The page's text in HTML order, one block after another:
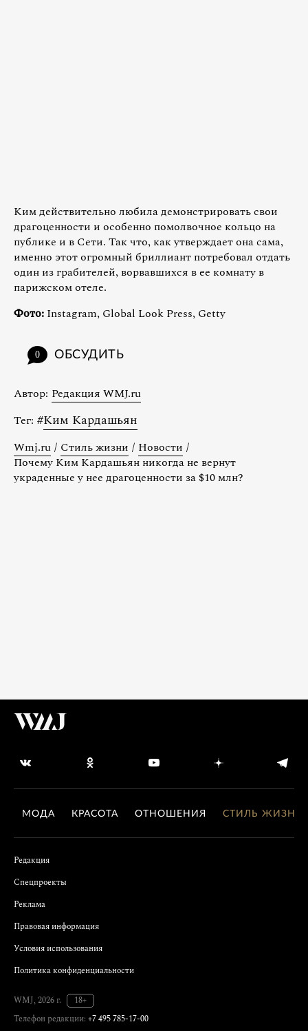
Ким действительно любила демонстрировать свои
драгоценности и особенно помолвочное кольцо на
публике и в Сети. Так что, как утверждает она сама,
именно этот огромный бриллиант потребовал отдать
один из грабителей, ворвавшихся в ее комнату в
парижском отеле.
Фото: Instagram, Global Look Press, Getty
0 ОБСУДИТЬ
Автор: Редакция WMJ.ru
Тег: #Ким Кардашьян
Wmj.ru / Стиль жизни / Новости /
Почему Ким Кардашьян никогда не вернут
украденные у нее драгоценности за $10 млн?
МОДА КРАСОТА ОТНОШЕНИЯ СТИЛЬ ЖИЗНИ
Редакция
Спецпроекты
Реклама
Правовая информация
Условия использования
Политика конфиденциальности
WMJ, 2026 г.
18+
Телефон редакции: +7 495 785-17-00